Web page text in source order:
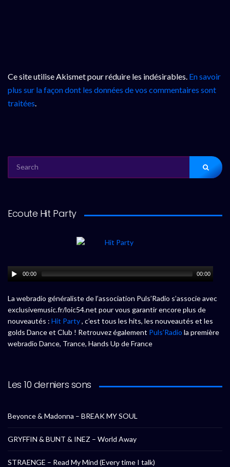
Ce site utilise Akismet pour réduire les indésirables. En savoir
plus sur la façon dont les données de vos commentaires sont
traitées.
FOR:
Ecoute Hit Party
00:00 00:00
La webradio généraliste de l’association Puls’Radio s’associe avec
exclusivemusic.fr/loic54.net pour vous garantir encore plus de
nouveautés : Hit Party, c’est tous les hits, les nouveautés et les
golds Dance et Club ! Retrouvez également Puls’Radio la première
webradio Dance, Trance, Hands Up de France
Les 10 derniers sons
Beyonce & Madonna – BREAK MY SOUL
GRYFFIN & BUNT & INEZ – World Away
STRAENGE – Read My Mind (Every time I talk)